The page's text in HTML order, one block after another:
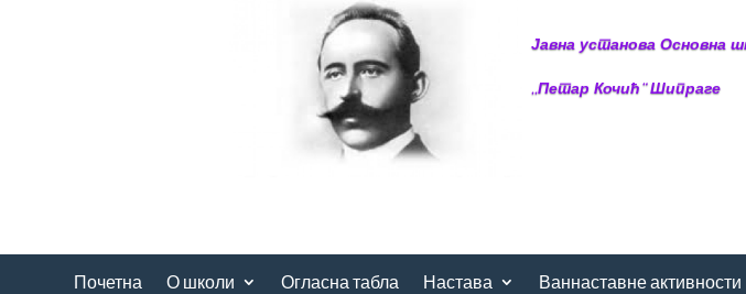
Јавна установа Основна
,,Петар Кочић“ Шипраге
Почетна О школи Огласна табла Настава Ваннаставне активности